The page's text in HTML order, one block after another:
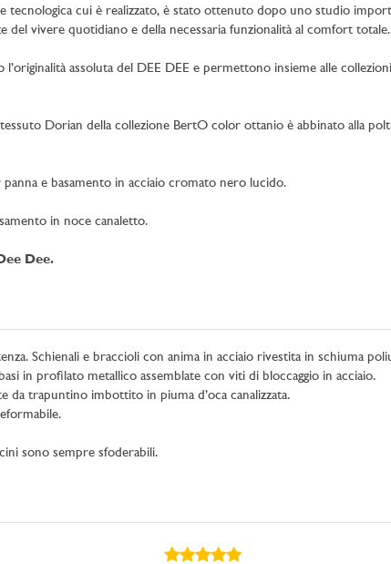
tecnologica cui è realizzato, è stato ottenuto dopo uno studio
del vivere quotidiano e della necessaria funzionalità al comfort totale.
assoluta del DEE DEE e permettono insieme alle
Dorian della collezione BertO color ottanio è abbinato alla
e basamento in acciaio cromato nero lucido.
in noce canaletto.
Dee.
Schienali e braccioli con anima in acciaio rivestita in schiuma
in profilato metallico assemblate con viti di bloccaggio in acciaio.
trapuntino imbottito in piuma d’oca canalizzata.
sono sempre sfoderabili.